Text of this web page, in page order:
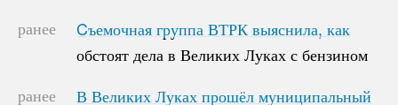
ранее
Cъемочная группа ВТРК выяснила, как
обстоят дела в Великих Луках с бензином
Cъемочная группа ВТРК выяснила, как
обстоят дела в Великих Луках с бензином
ранее
В Великих Луках прошёл муниципальный
В Великих Луках прошёл муниципальный